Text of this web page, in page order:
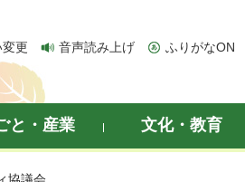
更 音声読み上げ ふりがなON
と・産業 文化・教育